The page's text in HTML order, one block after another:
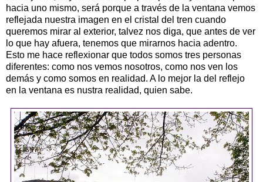
hacia uno mismo, será porque a través de la ventana vemos
reflejada nuestra imagen en el cristal del tren cuando
queremos mirar al exterior, talvez nos diga, que antes de ver
lo que hay afuera, tenemos que mirarnos hacia adentro.
Esto me hace reflexionar que todos somos tres personas
diferentes: como nos vemos nosotros, como nos ven los
demás y como somos en realidad. A lo mejor la del reflejo
en la ventana es nustra realidad, quien sabe.